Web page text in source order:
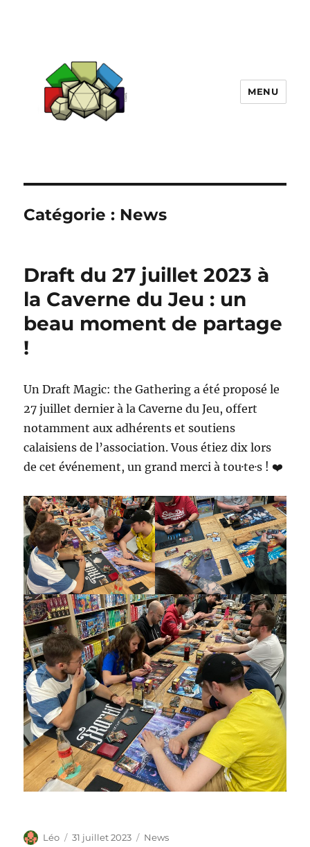
MENU
Catégorie : News
Draft du 27 juillet 2023 à
la Caverne du Jeu : un
beau moment de partage
!
Un Draft Magic: the Gathering a été proposé le
27 juillet dernier à la Caverne du Jeu, offert
notamment aux adhérents et soutiens
calaisiens de l’association. Vous étiez dix lors
de cet événement, un grand merci à tou·te·s ! ❤️
Auteur
Léo
Publié
31 juillet 2023 Catégories
News